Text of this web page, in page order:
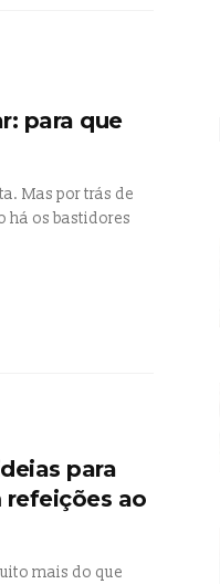
para que
Mas por trás de
há os bastidores
para
refeições ao
mais do que